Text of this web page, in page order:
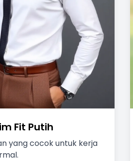
Fit Putih
yang cocok untuk kerja